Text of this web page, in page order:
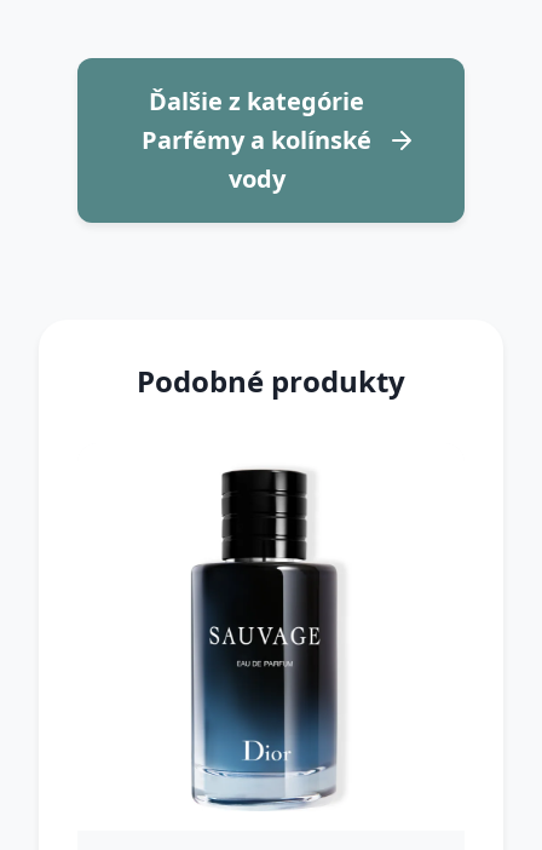
Ďalšie z kategórie
Parfémy a kolínské
vody
Podobné produkty